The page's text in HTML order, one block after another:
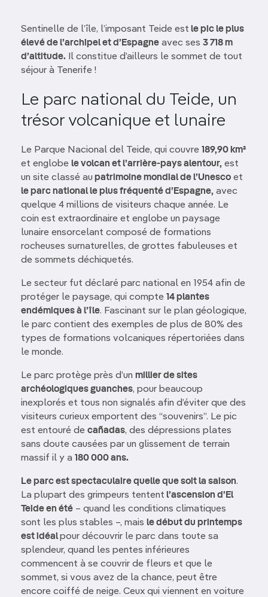
Sentinelle de l’île, l’imposant Teide est le pic le plus
élevé de l’archipel et d’Espagne avec ses 3 718 m
d’altitude. Il constitue d’ailleurs le sommet de tout
séjour à Tenerife !
Le parc national du Teide, un
trésor volcanique et lunaire
Le Parque Nacional del Teide, qui couvre 189,90 km²
et englobe le volcan et l’arrière-pays alentour, est
un site classé au patrimoine mondial de l’Unesco et
le parc national le plus fréquenté d’Espagne, avec
quelque 4 millions de visiteurs chaque année. Le
coin est extraordinaire et englobe un paysage
lunaire ensorcelant composé de formations
rocheuses surnaturelles, de grottes fabuleuses et
de sommets déchiquetés.
Le secteur fut déclaré parc national en 1954 afin de
protéger le paysage, qui compte 14 plantes
endémiques à l’île. Fascinant sur le plan géologique,
le parc contient des exemples de plus de 80% des
types de formations volcaniques répertoriées dans
le monde.
Le parc protège près d’un millier de sites
archéologiques guanches, pour beaucoup
inexplorés et tous non signalés afin d’éviter que des
visiteurs curieux emportent des “souvenirs”. Le pic
est entouré de cañadas, des dépressions plates
sans doute causées par un glissement de terrain
massif il y a 180 000 ans.
Le parc est spectaculaire quelle que soit la saison.
La plupart des grimpeurs tentent l’ascension d’El
Teide en été – quand les conditions climatiques
sont les plus stables –, mais le début du printemps
est idéalpour découvrir le parc dans toute sa
splendeur, quand les pentes inférieures
commencent à se couvrir de fleurs et que le
sommet, si vous avez de la chance, peut être
encore coiffé de neige. Ceux qui viennent en voiture